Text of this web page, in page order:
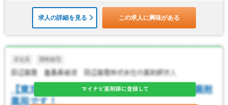
求人の詳細を見る この求人に興味がある